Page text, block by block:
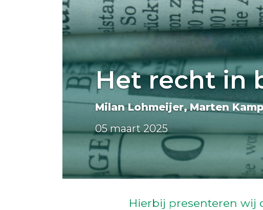
Het recht in
Milan Lohmeijer Marten
05 maart 2025
Hierbij presenteren wij